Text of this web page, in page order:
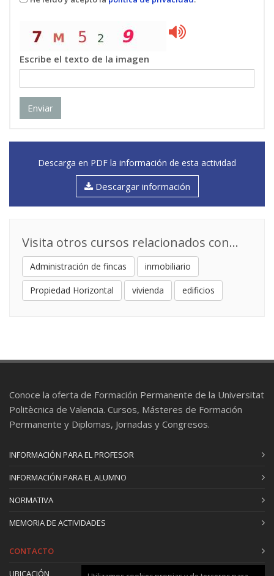
Escribe el texto de la imagen
Enviar
Descarga en PDF la información de esta actividad
Descargar información
Visita otros cursos relacionados con...
Administración de fincas inmobiliario
Propiedad Horizontal vivienda edificios
Conoce la oferta de Formación Permanente de la Universitat
Politècnica de Valencia. Cursos, Másteres de Formación
Permanente y Diplomas, Jornadas y Congresos.
INFORMACIÓN PARA EL PROFESOR
INFORMACIÓN PARA EL ALUMNO
NORMATIVA
MEMORIA DE ACTIVIDADES
CONTACTO
UBICACIÓN